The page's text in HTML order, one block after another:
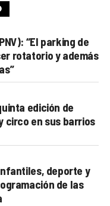
“El parking de
rotatorio y además
edición de
circo en sus barrios
deporte y
de las